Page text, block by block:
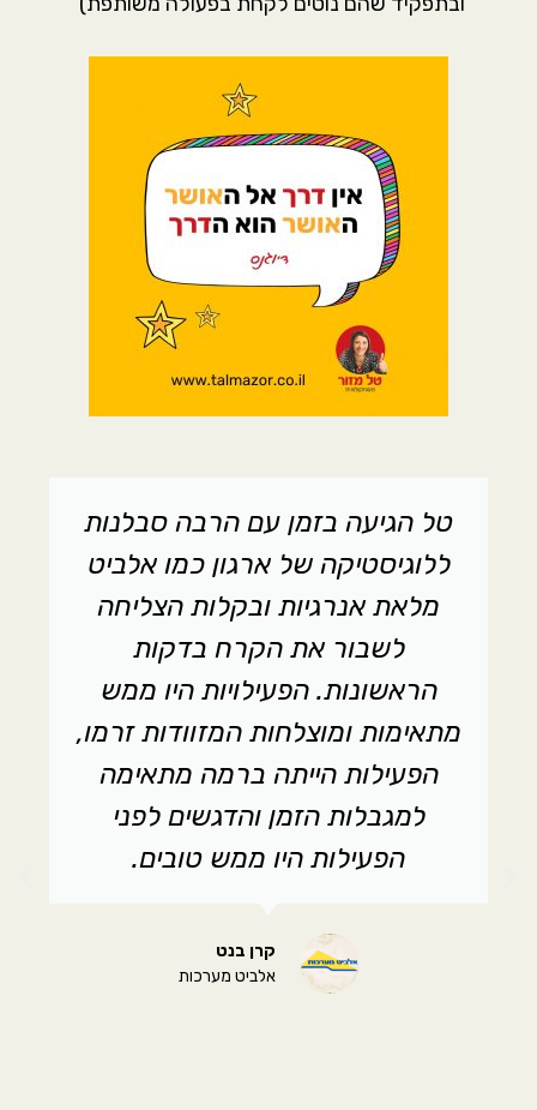
טל הגיעה בזמן עם הרבה סבלנות
ללוגיסטיקה של ארגון כמו אלביט
מלאת אנרגיות ובקלות הצליחה
לשבור את הקרח בדקות
הראשונות. הפעילויות היו ממש
מתאימות ומוצלחות המזוודות זרמו,
הפעילות הייתה ברמה מתאימה
למגבלות הזמן והדגשים לפני
הפעילות היו ממש טובים.
קרן בנט
אלביט מערכות